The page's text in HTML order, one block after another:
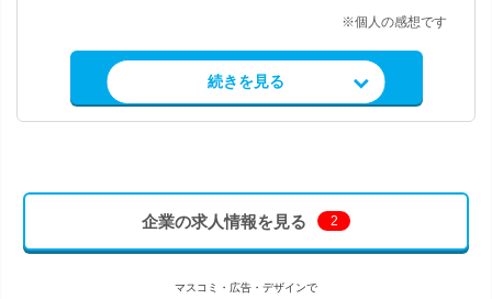
※個人の感想です
求人情報を見る
続きを見る
企業の求人情報を見る 2
マスコミ・広告・デザインで